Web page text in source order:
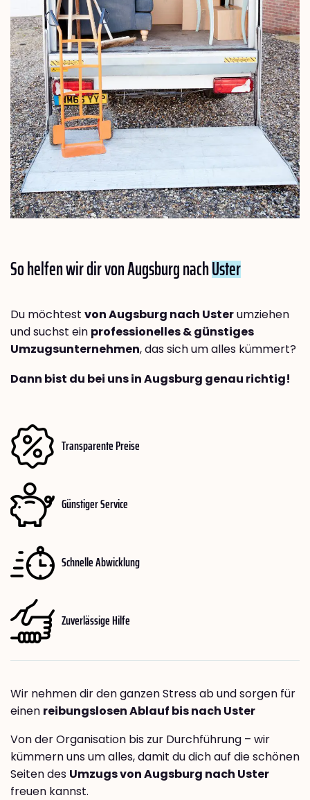
So helfen wir dir von Augsburg nachUster
Du möchtest von Augsburg nach Usterumziehen
und suchst ein professionelles & günstiges
Umzugsunternehmen, das sich um alles kümmert?
Dann bist du bei uns in Augsburg genau richtig!
Transparente Preise
Günstiger Service
Schnelle Abwicklung
Zuverlässige Hilfe
Wir nehmen dir den ganzen Stress ab und sorgen für
einen reibungslosen Ablauf bis nach Uster
Von der Organisation bis zur Durchführung – wir
kümmern uns um alles, damit du dich auf die schönen
Seiten des Umzugs von Augsburg nach Uster
freuen kannst.